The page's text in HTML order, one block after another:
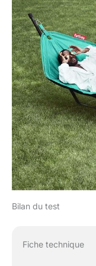
Bilan du test
Fiche technique